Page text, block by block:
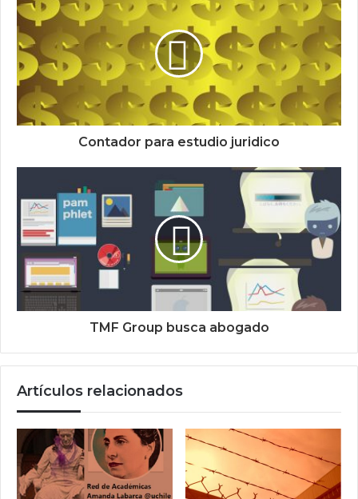
Contador para estudio juridico
TMF Group busca abogado
Artículos relacionados